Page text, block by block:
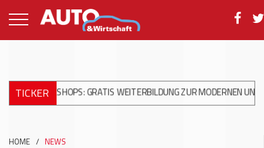
TICKERGRATIS WEITERBILDUNG ZUR MODERNEN
HOME / NEWS